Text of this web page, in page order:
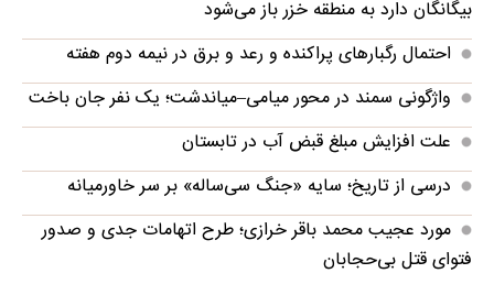
بیگانگان دارد به منطقه خزر باز می‌شود
احتمال رگبارهای پراکنده و رعد و برق در نیمه دوم هفته
واژگونی سمند در محور میامی–میاندشت؛ یک نفر جان باخت
علت افزایش مبلغ قبض آب در تابستان
درسی از تاریخ؛ سایه «جنگ سی‌ساله» بر سر خاورمیانه
مورد عجیب محمد باقر خرازی؛ طرح اتهامات جدی و صدور
فتوای قتل بی‌حجابان